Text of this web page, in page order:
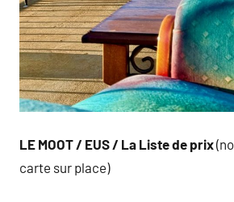
LE MOOT / EUS / La Liste de prix
carte sur place)